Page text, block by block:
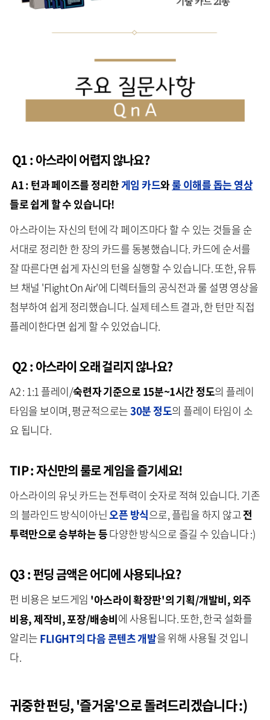
Q1 : 아스라이 어렵지 않나요?
A1 : 턴과 페이즈를 정리한게임 카드와룰 이해를 돕는 영상
들로 쉽게 할 수 있습니다!
아스라이는 자신의 턴에 각 페이즈마다 할 수 있는 것들을 순
서대로 정리한 한 장의 카드를 동봉했습니다. 카드에 순서를
잘 따른다면 쉽게 자신의 턴을 실행할 수 있습니다. 또한, 유튜
브 채널 'Flight On Air'에 디렉터들의 공식전과 룰 설명 영상을
첨부하여 쉽게 정리했습니다. 실제 테스트 결과, 한 턴만 직접
플레이한다면 쉽게 할 수 있었습니다.
Q2 : 아스라이 오래 걸리지 않나요?
A2 : 1:1 플레이/숙련자 기준으로 15분~1시간 정도의 플레이
타임을 보이며, 평균적으로는30분 정도의 플레이 타임이 소
요 됩니다.
TIP : 자신만의 룰로 게임을 즐기세요!
아스라이의 유닛 카드는 전투력이 숫자로 적혀 있습니다. 기존
의 블라인드 방식이아닌오픈 방식으로, 플립을 하지 않고전
투력만으로 승부하는 등다양한 방식으로 즐길 수 있습니다 :)
Q3 : 펀딩 금액은 어디에 사용되나요?
펀 비용은 보드게임 '아스라이 확장판'의 기획/개발비, 외주
비용, 제작비, 포장/배송비에 사용됩니다. 또한, 한국 설화를
알리는 FLIGHT의 다음 콘텐츠 개발을 위해 사용될 것 입니
다.
귀중한 펀딩, '즐거움'으로 돌려드리겠습니다 :)